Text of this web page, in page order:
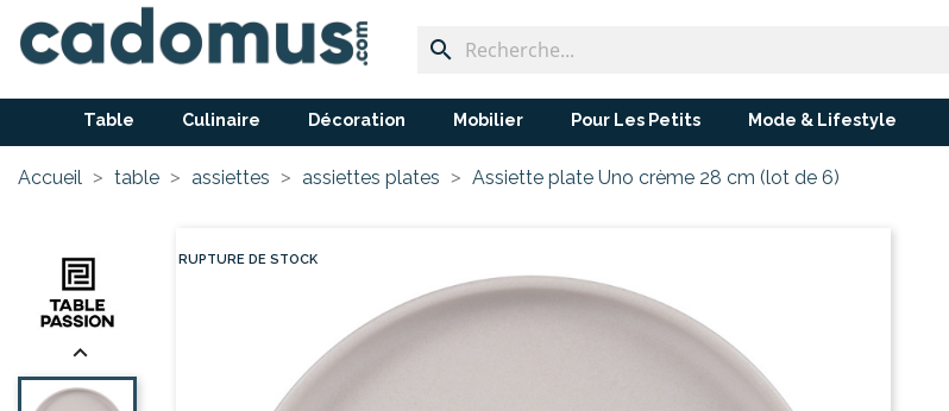
search
Table
Culinaire Décoration Mobilier Pour Les Petits Mode & Lifestyle
Accueil table assiettes assiettes plates Assiette plate Uno crème 28 cm (lot de 6)
RUPTURE DE STOCK
